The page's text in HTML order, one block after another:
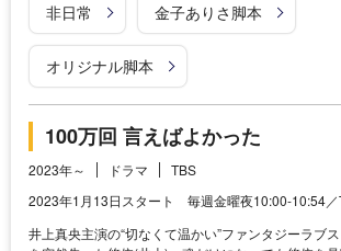
非日常 金子ありさ脚本
オリジナル脚本
100万回 言えばよかった
2023年～ ドラマ
TBS
2023年1月13日スタート 毎週金曜夜10:00-10:54／
井上真央主演の“切なくて温かい”ファンタジーラブ